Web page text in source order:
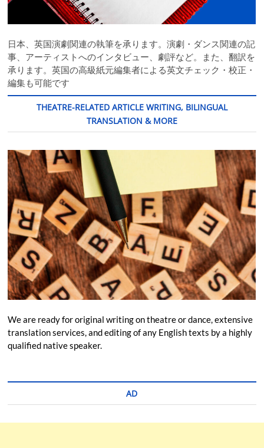
日本、英国演劇関連の執筆を承ります。演劇・ダンス関連の記
事、アーティストへのインタビュー、劇評など。また、翻訳を
承ります。英国の高級紙元編集者による英文チェック・校正・
編集も可能です
THEATRE-RELATED ARTICLE WRITING, BILINGUAL
TRANSLATION & MORE
We are ready for original writing on theatre or dance, extensive
translation services, and editing of any English texts by a highly
qualified native speaker.
AD